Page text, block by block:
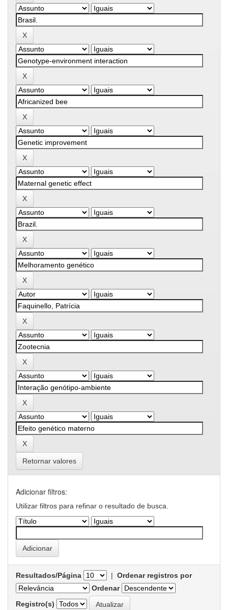
Retornar valores
Adicionar filtros:
Utilizar filtros para refinar o resultado de busca.
Resultados/Página | Ordenar registros por
Ordenar
Registro(s)